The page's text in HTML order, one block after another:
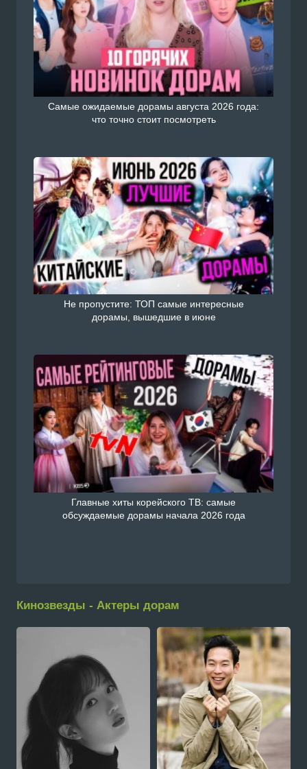
Самые ожидаемые дорамы августа 2026 года:
что точно стоит посмотреть
Не пропустите: ТОП самые интересные
дорамы, вышедшие в июне
Главные хиты корейского ТВ: самые
обсуждаемые дорамы начала 2026 года
Кинозвезды - Актеры дорам